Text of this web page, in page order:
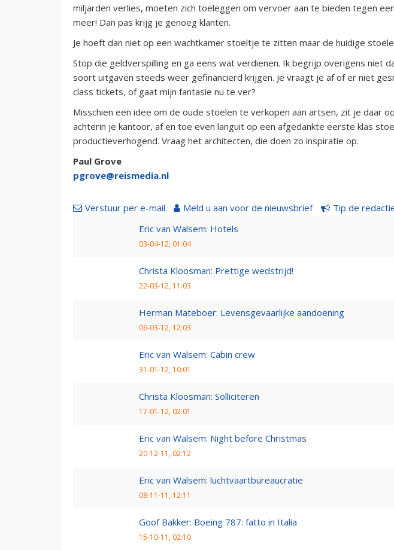
miljarden verlies, moeten zich toeleggen om vervoer aan te bieden tegen
meer! Dan pas krijg je genoeg klanten.
Je hoeft dan niet op een wachtkamer stoeltje te zitten maar de huidige
Stop die geldverspilling en ga eens wat verdienen. Ik begrijp overigens niet
soort uitgaven steeds weer gefinancierd krijgen. Je vraagt je af of er niet
class tickets, of gaat mijn fantasie nu te ver?
Misschien een idee om de oude stoelen te verkopen aan artsen, zit je daar
achterin je kantoor, af en toe even languit op een afgedankte eerste klas
productieverhogend. Vraag het architecten, die doen zo inspiratie op.
Paul Grove
pgrove@reismedia.nl
Verstuur per e-mail Meld u aan voor de nieuwsbrief
Tip de
Eric van Walsem: Hotels
03-04-12, 01:04
Christa Kloosman: Prettige wedstrijd!
22-03-12, 11:03
Herman Mateboer: Levensgevaarlijke aandoening
06-03-12, 12:03
Eric van Walsem: Cabin crew
31-01-12, 10:01
Christa Kloosman: Solliciteren
17-01-12, 02:01
Eric van Walsem: Night before Christmas
20-12-11, 02:12
Eric van Walsem: luchtvaartbureaucratie
08-11-11, 12:11
Goof Bakker: Boeing 787: fatto in Italia
15-10-11, 02:10